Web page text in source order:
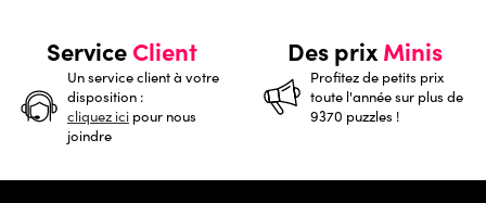
ServiceClient
Un service client à votre
disposition :
cliquez ici pour nous
joindre
Des prixMinis
Profitez de petits prix
toute l'année sur plus de
9370 puzzles !